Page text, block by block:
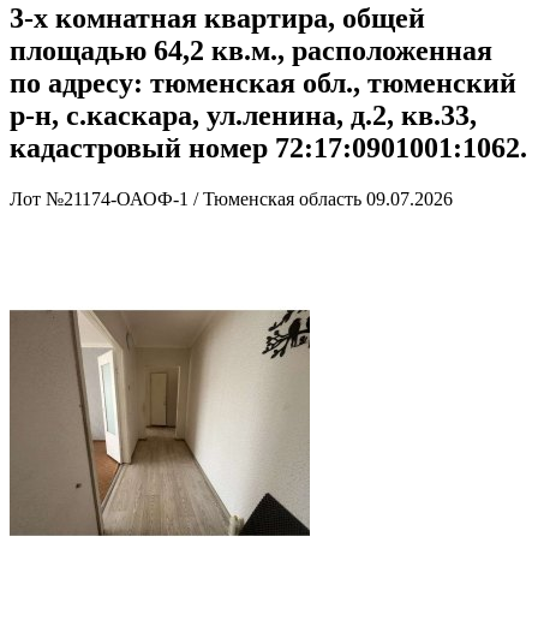
3-х комнатная квартира, общей
площадью 64,2 кв.м., расположенная
по адресу: тюменская обл., тюменский
р-н, с.каскара, ул.ленина, д.2, кв.33,
кадастровый номер 72:17:0901001:1062.
Лот №21174-ОАОФ-1 / Тюменская область 09.07.2026